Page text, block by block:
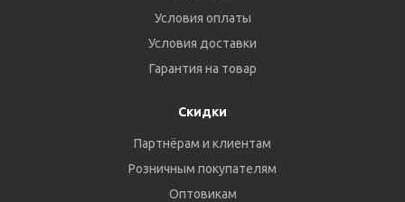
Условия оплаты
Условия доставки
Гарантия на товар
Скидки
Партнёрам и клиентам
Розничным покупателям
Оптовикам